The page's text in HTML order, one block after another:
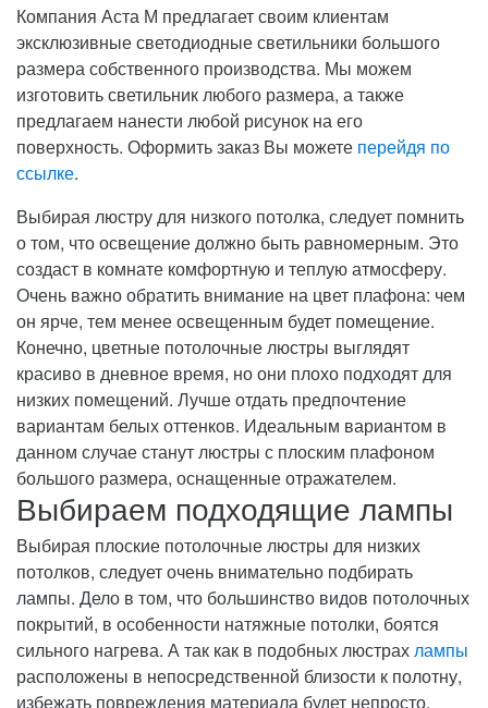
Компания Аста М предлагает своим клиентам
эксклюзивные светодиодные светильники большого
размера собственного производства. Мы можем
изготовить светильник любого размера, а также
предлагаем нанести любой рисунок на его
поверхность. Оформить заказ Вы можете перейдя по
ссылке.
Выбирая люстру для низкого потолка, следует помнить
о том, что освещение должно быть равномерным. Это
создаст в комнате комфортную и теплую атмосферу.
Очень важно обратить внимание на цвет плафона: чем
он ярче, тем менее освещенным будет помещение.
Конечно, цветные потолочные люстры выглядят
красиво в дневное время, но они плохо подходят для
низких помещений. Лучше отдать предпочтение
вариантам белых оттенков. Идеальным вариантом в
данном случае станут люстры с плоским плафоном
большого размера, оснащенные отражателем.
Выбираем подходящие лампы
Выбирая плоские потолочные люстры для низких
потолков, следует очень внимательно подбирать
лампы. Дело в том, что большинство видов потолочных
покрытий, в особенности натяжные потолки, боятся
сильного нагрева. А так как в подобных люстрахлампы
расположены в непосредственной близости к полотну,
избежать повреждения материала будет непросто.